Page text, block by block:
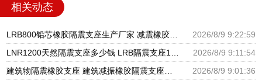
相关动态
2026/8/9 9:22:59
2026/8/9 9:11:54
2026/8/9 9:01:36